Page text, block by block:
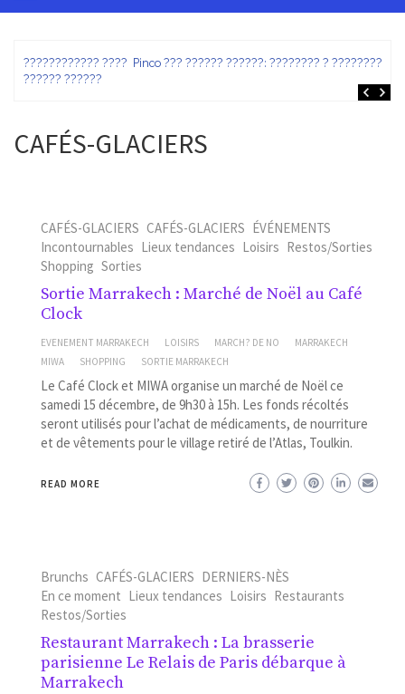
???????????? ???? Pinco ??? ?????? ??????: ???????? ? ???????? ?
?????? ??????
CAFÉS-GLACIERS
CAFÉS-GLACIERS CAFÉS-GLACIERS ÉVÉNEMENTS
Incontournables Lieux tendances Loisirs Restos/Sorties
Shopping Sorties
Sortie Marrakech : Marché de Noël au Café
Clock
EVENEMENT MARRAKECH LOISIRS MARCH? DE NO
MARRAKECH
MIWA
SHOPPING SORTIE MARRAKECH
Le Café Clock et MIWA organise un marché de Noël ce
samedi 15 décembre, de 9h30 à 15h. Les fonds récoltés
seront utilisés pour l’achat de médicaments, de nourriture
et de vêtements pour le village retiré de l’Atlas, Toulkin.
READ MORE
Brunchs CAFÉS-GLACIERS DERNIERS-NÈS
En ce moment Lieux tendances Loisirs Restaurants
Restos/Sorties
Restaurant Marrakech : La brasserie
parisienne Le Relais de Paris débarque à
Marrakech